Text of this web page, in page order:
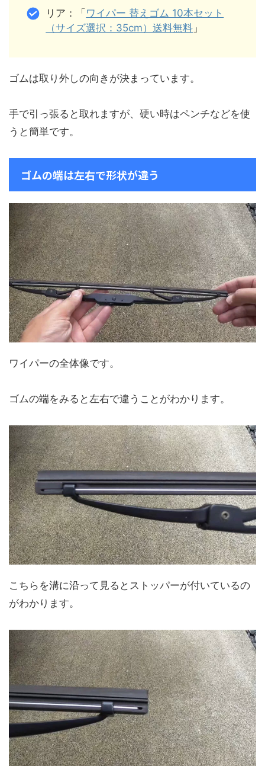
リア：「 ワイパー 替えゴム 10本セット
（サイズ選択：35cm）送料無料 」
ゴムは取り外しの向きが決まっています。
手で引っ張ると取れますが、硬い時はペンチなどを使
うと簡単です。
ゴムの端は左右で形状が違う
ワイパーの全体像です。
ゴムの端をみると左右で違うことがわかります。
こちらを溝に沿って見るとストッパーが付いているの
がわかります。